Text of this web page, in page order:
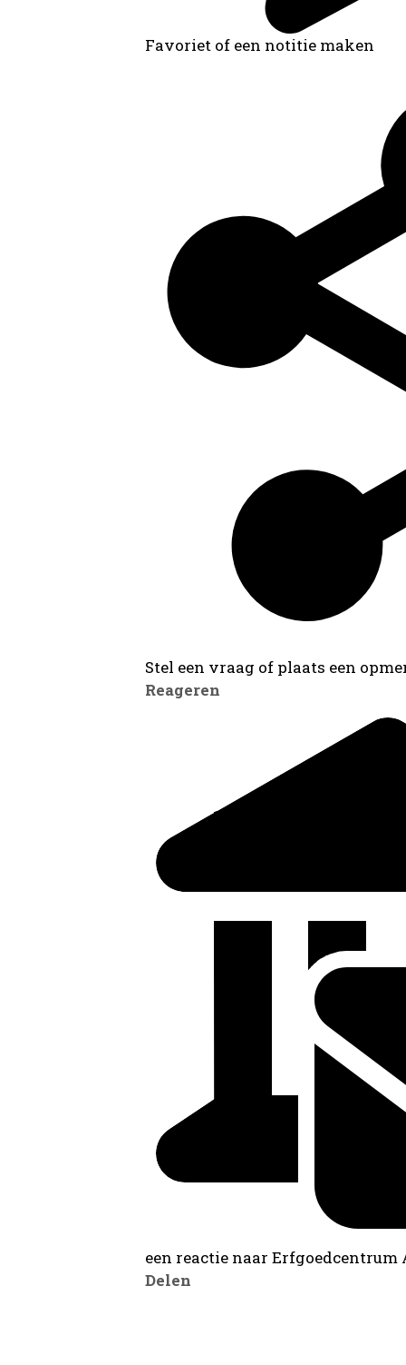
Favoriet of een notitie maken
Stel een vraag of plaats een
Reageren
een reactie naar
Delen